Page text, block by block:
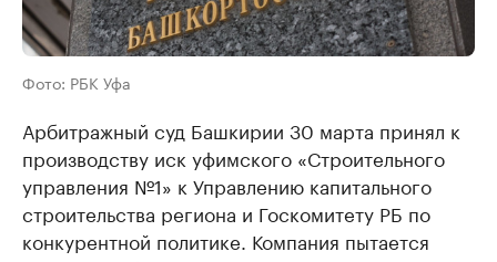
Фото: РБК Уфа
Арбитражный суд Башкирии 30 марта принял к
производству иск уфимского «Строительного
управления №1» к Управлению капитального
строительства региона и Госкомитету РБ по
конкурентной политике. Компания пытается